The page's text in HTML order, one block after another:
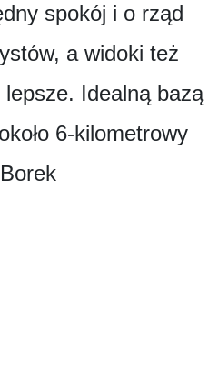
spokój i o rząd
a widoki też
Idealną bazą
6-kilometrowy